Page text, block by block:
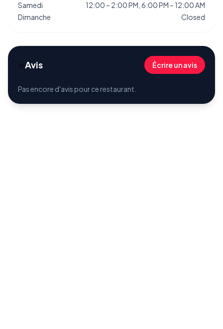
Samedi
12:00 – 2:00 PM, 6:00 PM – 12:00 AM
Dimanche
Closed
⭐Avis Écrire un avis
Pas encore d'avis pour ce restaurant.